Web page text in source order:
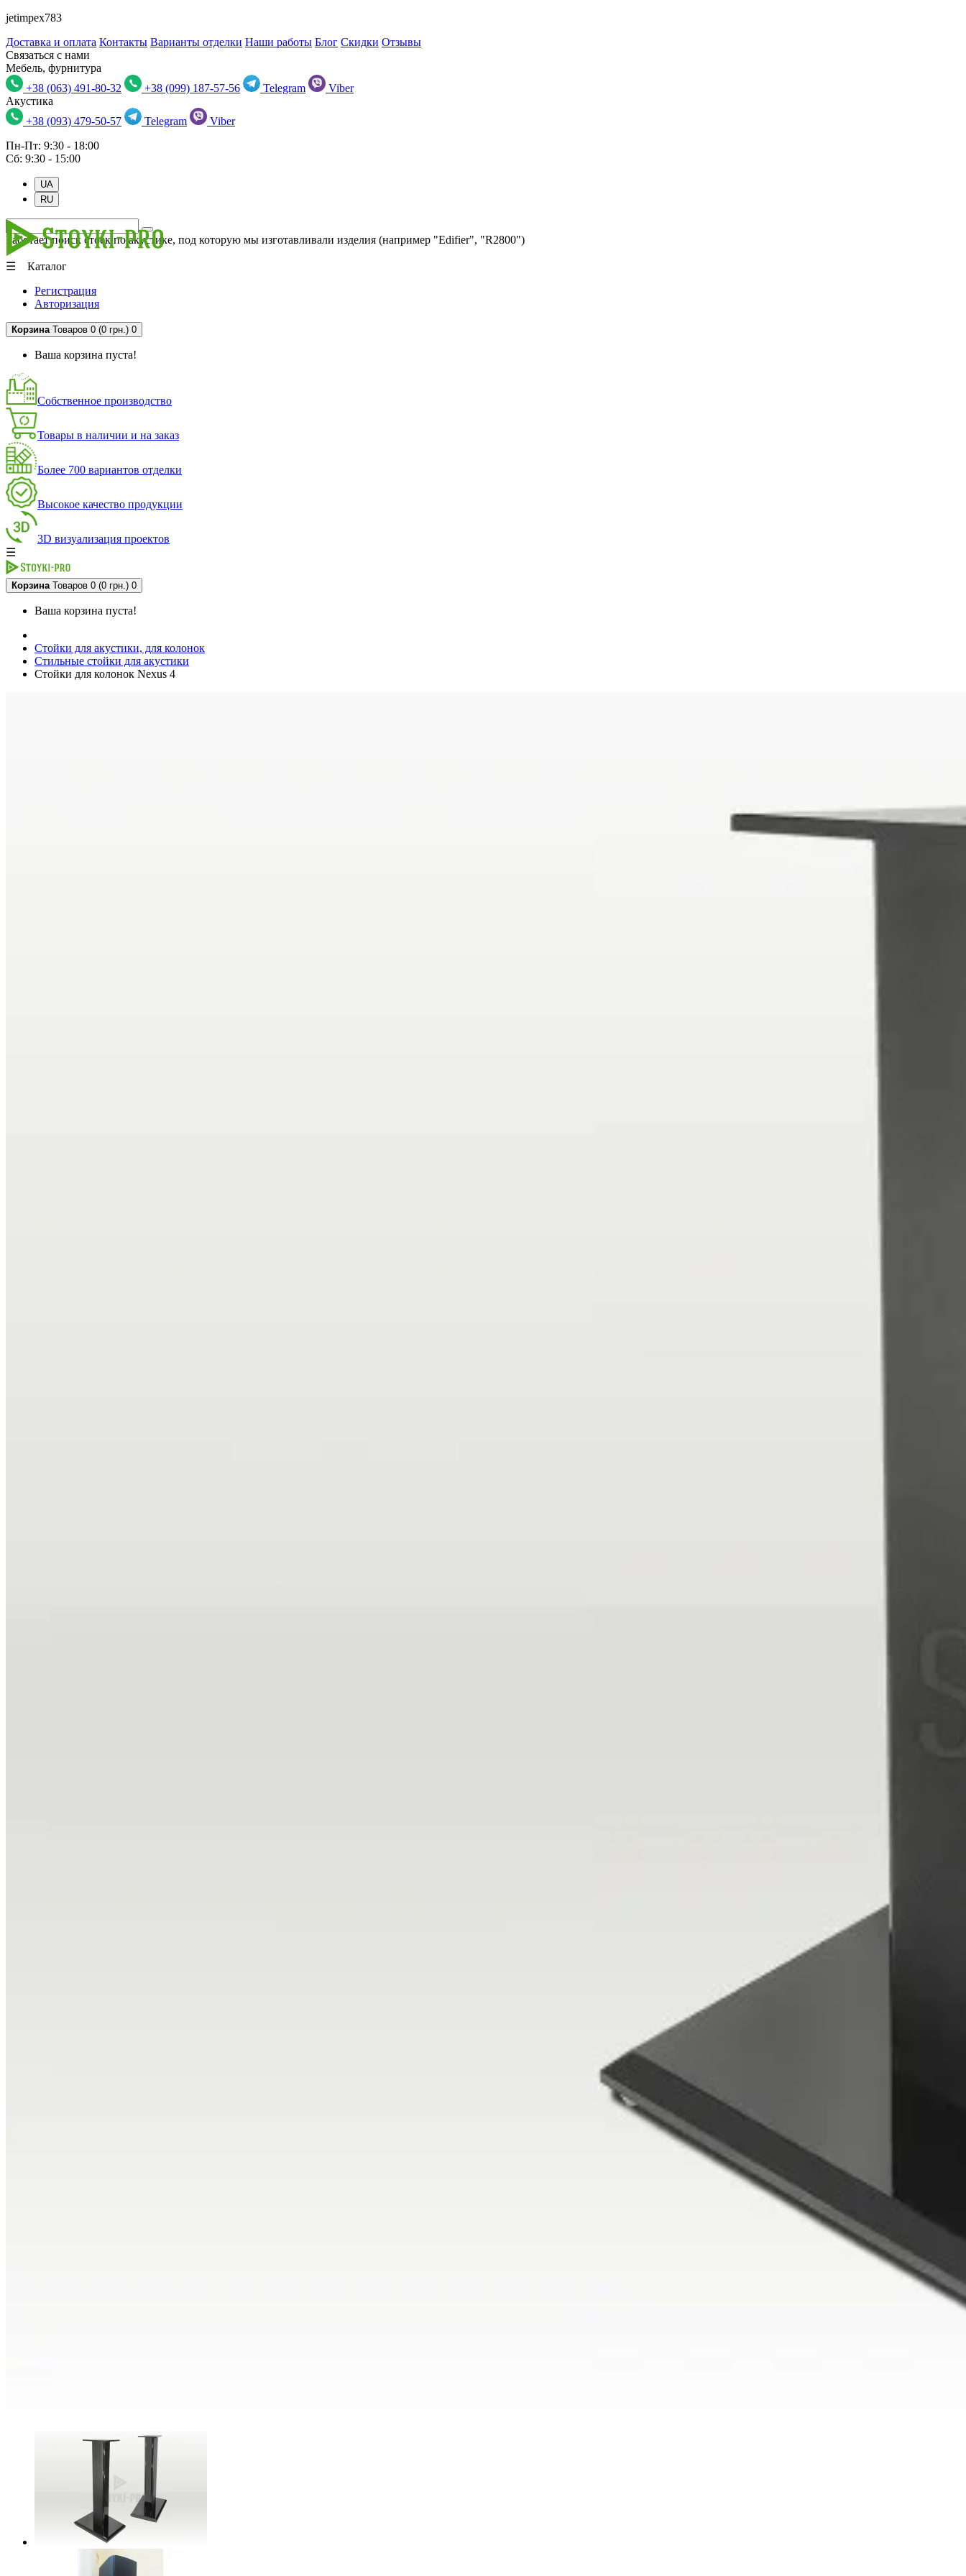
jetimpex783
Доставка и оплата Контакты Варианты отделки Наши работы Блог Скидки Отзывы
Связаться с нами
Мебель, фурнитура
+38 (063) 491-80-32
+38 (099) 187-57-56 Telegram
Viber
Акустика
+38 (093) 479-50-57
Telegram
Viber
Пн-Пт: 9:30 - 18:00
Сб: 9:30 - 15:00
UA
RU
Работает поиск стоек по акустике, под которую мы изготавливали изделия (например "Edifier", "R2800")
☰ Каталог
Регистрация
Авторизация
Корзина Товаров 0 (0 грн.) 0
Ваша корзина пуста!
Собственное производство
Товары в наличии и на заказ
Более 700 вариантов отделки
Высокое качество продукции
3D визуализация проектов
☰
Корзина Товаров 0 (0 грн.) 0
Ваша корзина пуста!
Стойки для акустики, для колонок
Стильные стойки для акустики
Стойки для колонок Nexus 4